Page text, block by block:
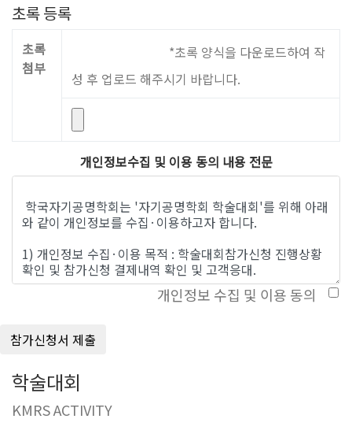
초록 등록
초록
첨부
*초록 양식을 다운로드하여 작
성 후 업로드 해주시기 바랍니다.
개인정보수집 및 이용 동의 내용 전문
개인정보 수집 및 이용 동의
학술대회
KMRS ACTIVITY